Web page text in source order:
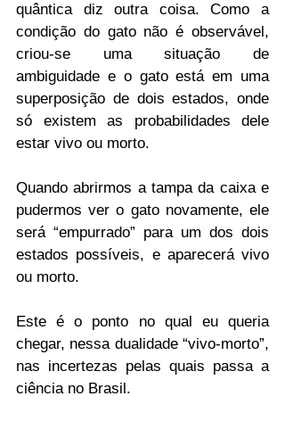
quântica diz outra coisa. Como a
condição do gato não é observável,
criou-se uma situação de
ambiguidade e o gato está em uma
superposição de dois estados, onde
só existem as probabilidades dele
estar vivo ou morto.
Quando abrirmos a tampa da caixa e
pudermos ver o gato novamente, ele
será “empurrado” para um dos dois
estados possíveis, e aparecerá vivo
ou morto.
Este é o ponto no qual eu queria
chegar, nessa dualidade “vivo-morto”,
nas incertezas pelas quais passa a
ciência no Brasil.